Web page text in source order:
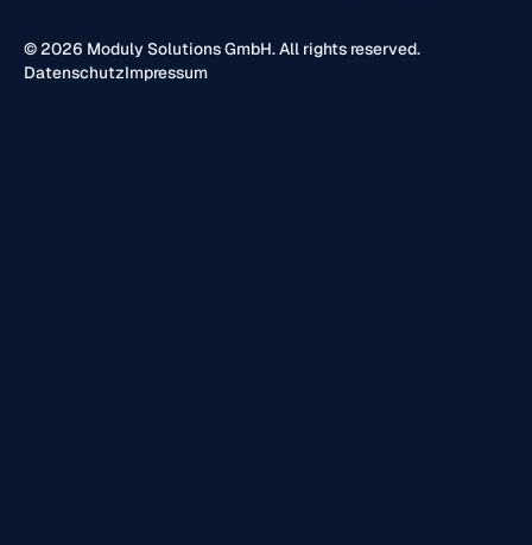
© 2026 Moduly Solutions GmbH. All rights reserved.
DatenschutzImpressum